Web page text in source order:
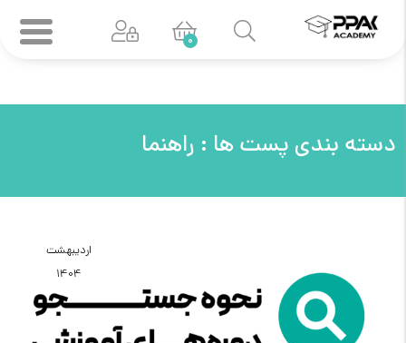
0
دسته بندی پست ها : راهنما
اردیبهشت
1404